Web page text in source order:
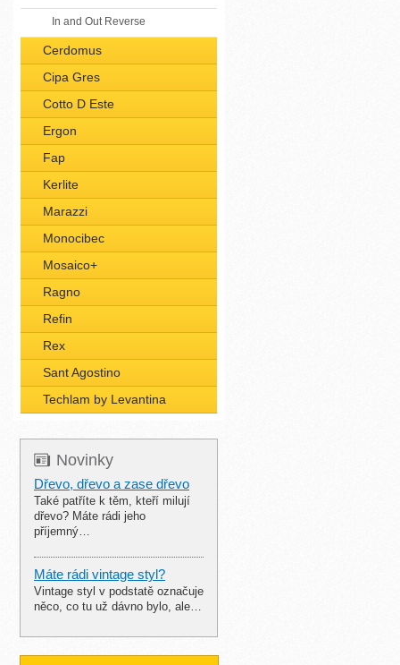
In and Out Reverse
Cerdomus
Cipa Gres
Cotto D Este
Ergon
Fap
Kerlite
Marazzi
Monocibec
Mosaico+
Ragno
Refin
Rex
Sant Agostino
Techlam by Levantina
Novinky
Dřevo, dřevo a zase dřevo
Také patříte k těm, kteří milují
dřevo? Máte rádi jeho
příjemný…
Máte rádi vintage styl?
Vintage styl v podstatě označuje
něco, co tu už dávno bylo, ale…